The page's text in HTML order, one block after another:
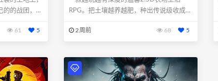
的的战团，并
61 5
RPG。把土壤越养越肥，种出传说级收成；
2周前 68 5